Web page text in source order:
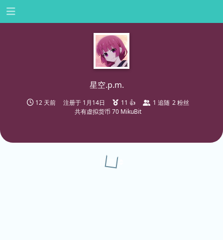
星空.​p.​m.​
12 天前 注册于 1月14日 11 👍 1 追随 2 粉丝
共有虚拟货币 70 MikuBit
回复